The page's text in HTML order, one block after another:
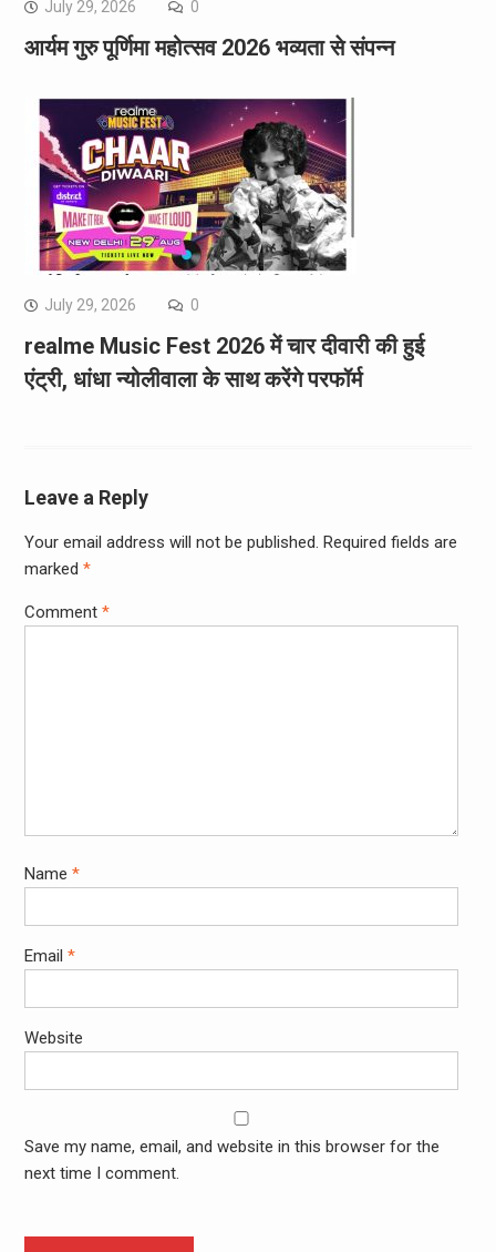
July 29, 2026 0
आर्यम गुरु पूर्णिमा महोत्सव 2026 भव्यता से संपन्न
July 29, 2026 0
realme Music Fest 2026 में चार दीवारी की हुई
एंट्री, धांधा न्योलीवाला के साथ करेंगे परफॉर्म
Leave a Reply
Your email address will not be published. Required fields are
marked *
Comment *
Name *
Email *
Website
Save my name, email, and website in this browser for the
next time I comment.